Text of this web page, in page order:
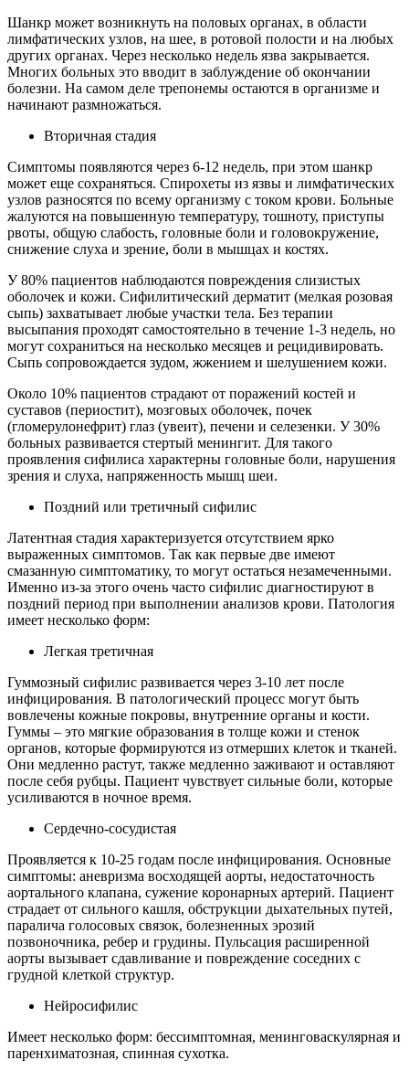
Шанкр может возникнуть на половых органах, в области
лимфатических узлов, на шее, в ротовой полости и на любых
других органах. Через несколько недель язва закрывается.
Многих больных это вводит в заблуждение об окончании
болезни. На самом деле трепонемы остаются в организме и
начинают размножаться.
Вторичная стадия
Симптомы появляются через 6-12 недель, при этом шанкр
может еще сохраняться. Спирохеты из язвы и лимфатических
узлов разносятся по всему организму с током крови. Больные
жалуются на повышенную температуру, тошноту, приступы
рвоты, общую слабость, головные боли и головокружение,
снижение слуха и зрение, боли в мышцах и костях.
У 80% пациентов наблюдаются повреждения слизистых
оболочек и кожи. Сифилитический дерматит (мелкая розовая
сыпь) захватывает любые участки тела. Без терапии
высыпания проходят самостоятельно в течение 1-3 недель, но
могут сохраниться на несколько месяцев и рецидивировать.
Сыпь сопровождается зудом, жжением и шелушением кожи.
Около 10% пациентов страдают от поражений костей и
суставов (периостит), мозговых оболочек, почек
(гломерулонефрит) глаз (увеит), печени и селезенки. У 30%
больных развивается стертый менингит. Для такого
проявления сифилиса характерны головные боли, нарушения
зрения и слуха, напряженность мышц шеи.
Поздний или третичный сифилис
Латентная стадия характеризуется отсутствием ярко
выраженных симптомов. Так как первые две имеют
смазанную симптоматику, то могут остаться незамеченными.
Именно из-за этого очень часто сифилис диагностируют в
поздний период при выполнении анализов крови. Патология
имеет несколько форм:
Легкая третичная
Гуммозный сифилис развивается через 3-10 лет после
инфицирования. В патологический процесс могут быть
вовлечены кожные покровы, внутренние органы и кости.
Гуммы – это мягкие образования в толще кожи и стенок
органов, которые формируются из отмерших клеток и тканей.
Они медленно растут, также медленно заживают и оставляют
после себя рубцы. Пациент чувствует сильные боли, которые
усиливаются в ночное время.
Сердечно-сосудистая
Проявляется к 10-25 годам после инфицирования. Основные
симптомы: аневризма восходящей аорты, недостаточность
аортального клапана, сужение коронарных артерий. Пациент
страдает от сильного кашля, обструкции дыхательных путей,
паралича голосовых связок, болезненных эрозий
позвоночника, ребер и грудины. Пульсация расширенной
аорты вызывает сдавливание и повреждение соседних с
грудной клеткой структур.
Нейросифилис
Имеет несколько форм: бессимптомная, менинговаскулярная и
паренхиматозная, спинная сухотка.